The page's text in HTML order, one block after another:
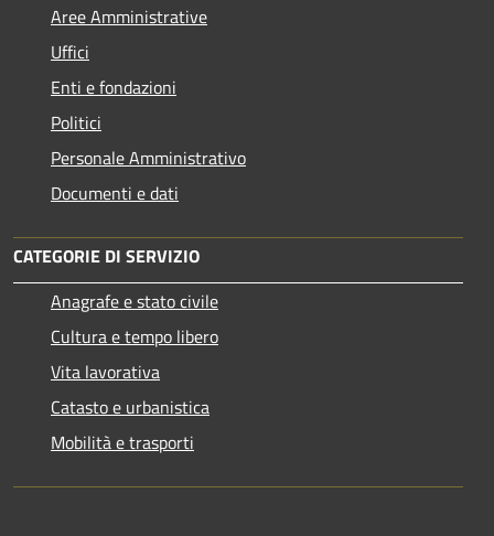
Aree Amministrative
Uffici
Enti e fondazioni
Politici
Personale Amministrativo
Documenti e dati
CATEGORIE DI SERVIZIO
Anagrafe e stato civile
Cultura e tempo libero
Vita lavorativa
Catasto e urbanistica
Mobilità e trasporti